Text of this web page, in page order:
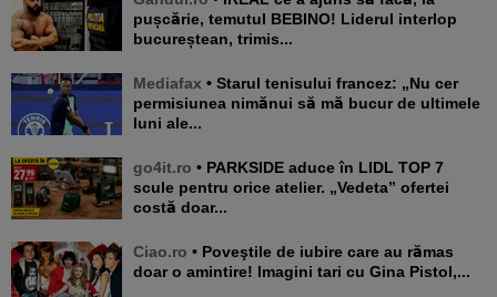
pușcărie, temutul BEBINO! Liderul interlop
bucureștean, trimis...
Mediafax • Starul tenisului francez: „Nu cer
permisiunea nimănui să mă bucur de ultimele
luni ale...
go4it.ro • PARKSIDE aduce în LIDL TOP 7
scule pentru orice atelier. „Vedeta” ofertei
costă doar...
Ciao.ro • Poveştile de iubire care au rămas
doar o amintire! Imagini tari cu Gina Pistol,...